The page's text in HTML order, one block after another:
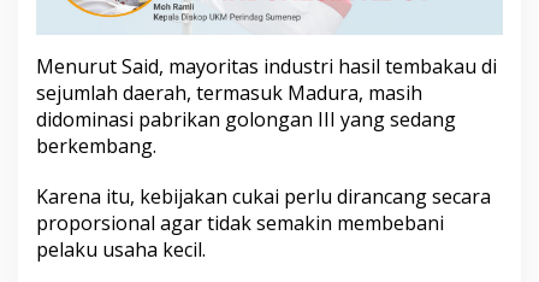
t
i
b
a
g
n
d
u
s
Menurut Said, mayoritas industri hasil tembakau di
sejumlah daerah, termasuk Madura, masih
didominasi pabrikan golongan III yang sedang
berkembang.
Karena itu, kebijakan cukai perlu dirancang secara
proporsional agar tidak semakin membebani
pelaku usaha kecil.